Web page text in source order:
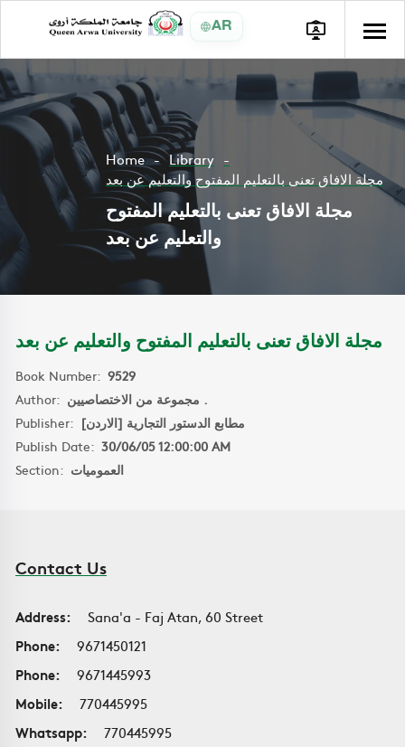
AR
Home
Library
مجلة الافاق تعنى بالتعليم المفتوح والتعليم عن بعد
مجلة الافاق تعنى بالتعليم المفتوح
والتعليم عن بعد
مجلة الافاق تعنى بالتعليم المفتوح والتعليم عن بعد
Book Number: 9529
Author:
مجموعة من الاختصاصيين .
Publisher: مطابع الدستور التجارية [الاردن]
Publish Date: 30/06/05 12:00:00 AM
Section: العموميات
Contact Us
Address:
Sana'a - Faj Atan, 60 Street
Phone:
9671450121
Phone:
9671445993
Mobile:
770445995
Whatsapp:
770445995